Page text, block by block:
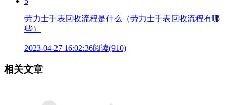
劳力士手表回收流程是什么（劳力士手表回收流程有哪
些）
2023-04-27 16:02:36阅读(910)
相关文章